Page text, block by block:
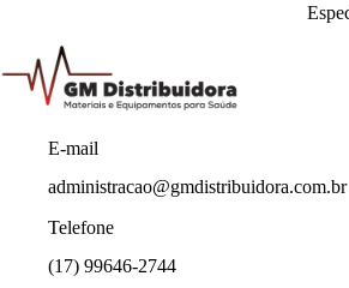
E-mail
administracao@gmdistribuidora.com.br
Telefone
(17) 99646-2744